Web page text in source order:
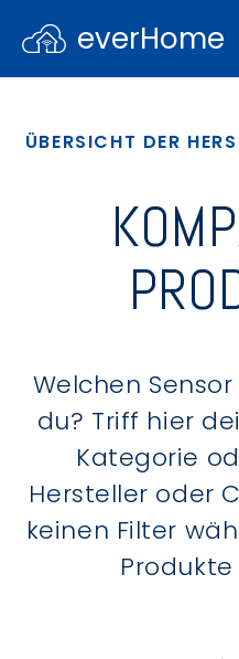
everHome
ÜBERSICHT DER
Welchen
du? Triff hier
Kategorie
Hersteller oder
keinen Filter